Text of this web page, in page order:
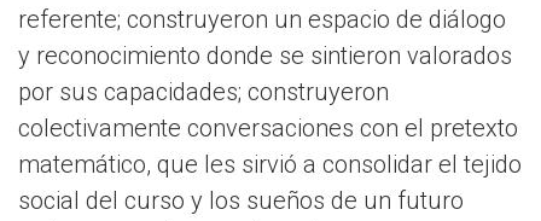
referente; construyeron un espacio de diálogo
y reconocimiento donde se sintieron valorados
por sus capacidades; construyeron
colectivamente conversaciones con el pretexto
matemático, que les sirvió a consolidar el tejido
social del curso y los sueños de un futuro